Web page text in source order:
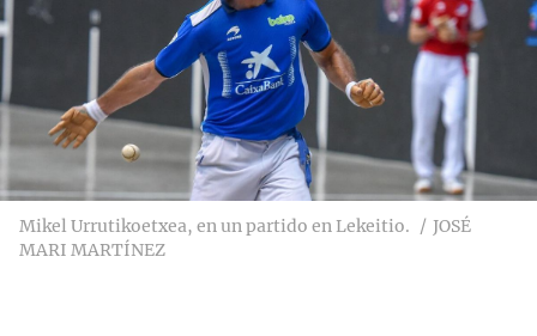
Mikel Urrutikoetxea, en un partido en Lekeitio.
JOSÉ
MARI MARTÍNEZ